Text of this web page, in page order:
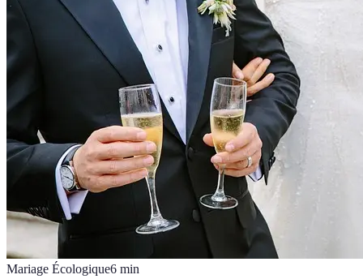
Mariage Écologique6 min